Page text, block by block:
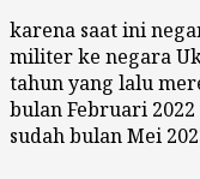
karena saat ini
militer ke negara
tahun yang lalu
bulan Februari
sudah bulan Mei